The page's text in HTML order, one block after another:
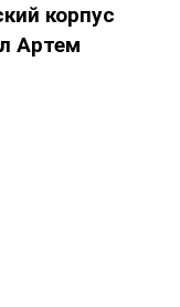
корпус
Артем